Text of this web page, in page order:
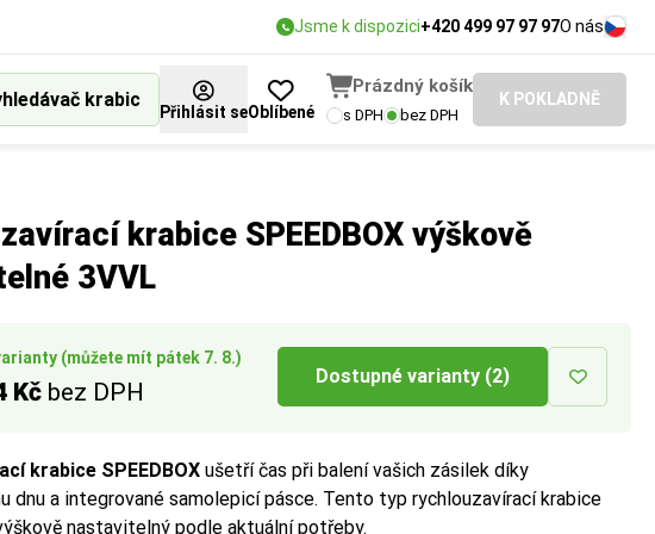
Jsme k dispozici+420 499 97 97 97O nás
krabic
Přihlásit seOblíbené
Prázdný košík
s DPH bez DPH
K POKLADNĚ
krabice SPEEDBOX výškově
3VVL
(můžete mít pátek 7. 8.)
Kč bez DPH
Dostupné varianty (2)
krabice SPEEDBOX ušetří čas při balení vašich zásilek díky
dnu a integrované samolepicí pásce. Tento typ rychlouzavírací krabice
nastavitelný podle aktuální potřeby.
balení a expedice.